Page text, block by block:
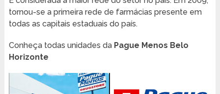
tornou-se a primeira rede de farmácias presente em
todas as capitais estaduais do país.
Conheça todas unidades da Pague Menos Belo
Horizonte